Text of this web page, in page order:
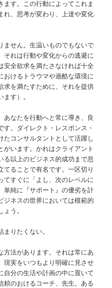
す。この行動によってこれま
れ、思考が変わり、上達や変化
ません。生温いものでもないで
それは行動や変化からの逃避に
安全欲求を満たさなければ十全
おけるトラウマや過酷な環境に
求を満たすために、それを提供
す）。
あなたを行動へと常に導き、良
。ダイレクト・レスポンス・
たコンサルタントとして活躍し
います。かれはクライアント
以上のビジネス的成功まで息
ることで有名です。一区切り
すぐに「よし、次のレベルに
単純に『サポート』の優劣を計
ジネスの世界においては模範的
う。
りたくない。
方法があります。それは常にあ
現実をいつもより明確に見させ
自分の生活や計画の中に置いて
頼のおけるコーチ、先生。ある